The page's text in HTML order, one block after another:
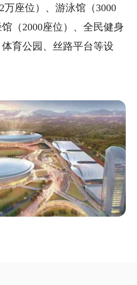
万座位）、游泳馆（3000
（2000座位）、全民健身
育公园、丝路平台等设